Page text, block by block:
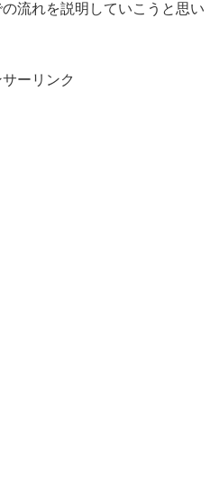
流れを説明していこうと思い
ーリンク